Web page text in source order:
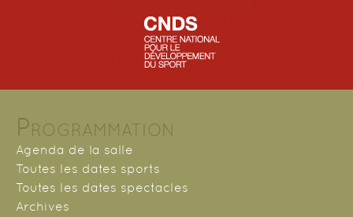
Programmation
Agenda de la salle
Toutes les dates sports
Toutes les dates spectacles
Archives